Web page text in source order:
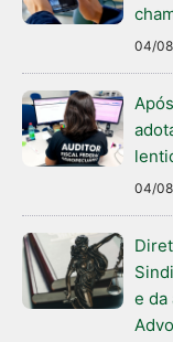
04/
04/
e da